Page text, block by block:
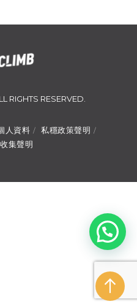
RIGHTS RESERVED.
人資料
私穩政策聲明
集聲明